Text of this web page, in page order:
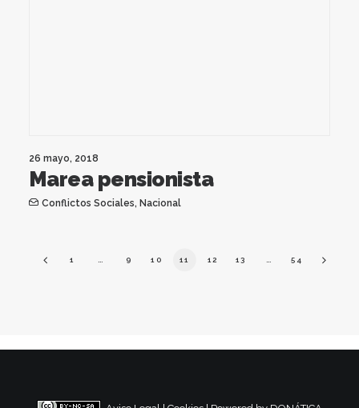
26 mayo, 2018
Marea pensionista
Conflictos Sociales, Nacional
1 9 10 11 12 13 54